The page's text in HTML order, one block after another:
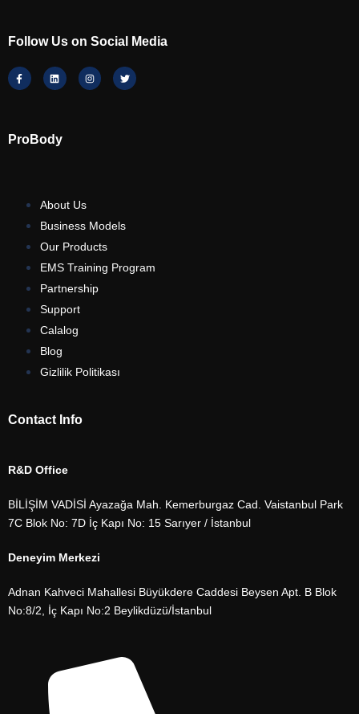
Follow Us on Social Media
ProBody
About Us
Business Models
Our Products
EMS Training Program
Partnership
Support
Calalog
Blog
Gizlilik Politikası
Contact Info
R&D Office
BİLİŞİM VADİSİ Ayazağa Mah. Kemerburgaz Cad. Vaistanbul Park
7C Blok No: 7D İç Kapı No: 15 Sarıyer / İstanbul
Deneyim Merkezi
Adnan Kahveci Mahallesi Büyükdere Caddesi Beysen Apt. B Blok
No:8/2, İç Kapı No:2 Beylikdüzü/İstanbul